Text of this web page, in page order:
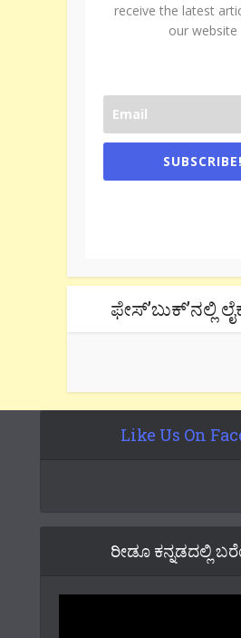
receive the latest
our website
SUBSCRIBE!
ಫೇಸ್’ಬುಕ್’ನಲ್ಲಿ
Like Us On
ರೀಡೂ ಕನ್ನಡದಲ್ಲಿ